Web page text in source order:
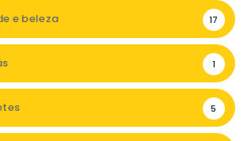
e beleza 17
1
5